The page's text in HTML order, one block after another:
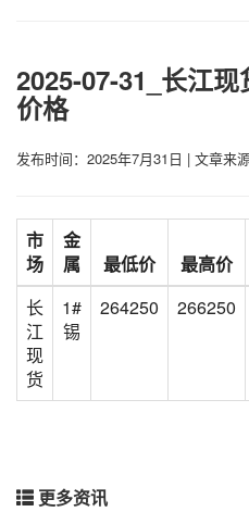
2025-07-31_长江
价格
发布时间：2025年7月31日 | 文章来
市
场
金
属
最低价 最高价
长
江
现
货
1#
锡
264250 266250
更多资讯